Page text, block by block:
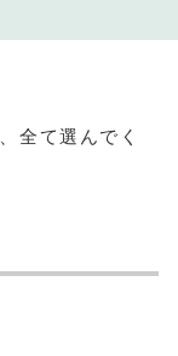
全て選んでく